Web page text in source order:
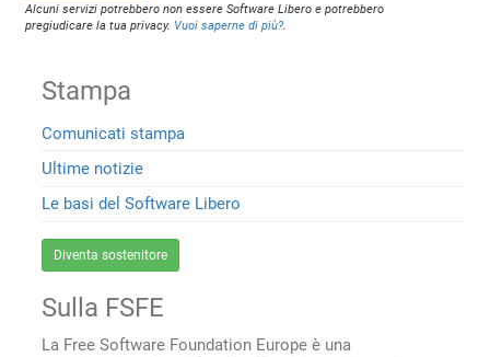
Alcuni servizi potrebbero non essere Software Libero e potrebbero
pregiudicare la tua privacy. Vuoi saperne di più?.
Stampa
Comunicati stampa
Ultime notizie
Le basi del Software Libero
Diventa sostenitore
Sulla FSFE
La Free Software Foundation Europe è una